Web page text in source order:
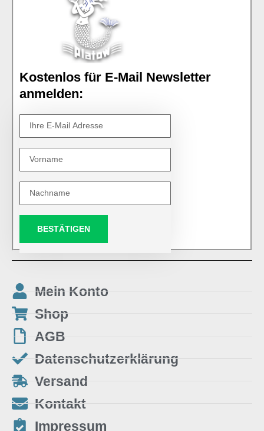
Kostenlos für E-Mail Newsletter
anmelden:
BESTÄTIGEN
Mein Konto
Shop
AGB
Datenschutzerklärung
Versand
Kontakt
Impressum